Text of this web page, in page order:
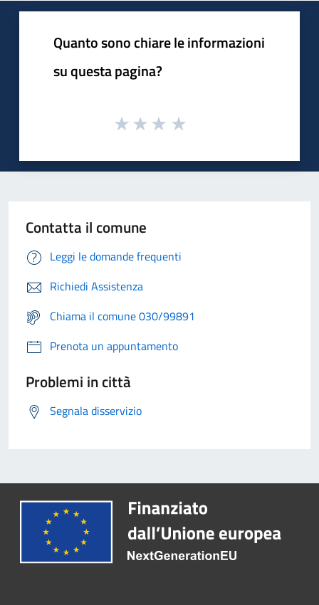
Quanto sono chiare le informazioni
su questa pagina?
Contatta il comune
Leggi le domande frequenti
Richiedi Assistenza
Chiama il comune 030/99891
Prenota un appuntamento
Problemi in città
Segnala disservizio